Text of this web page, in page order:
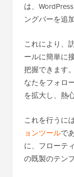
は、
ングバーを追
これにより、
ールに簡単に
把握できます
なたをフォロ
を拡大し、熱
これを行うに
ョンツールで
に、フローテ
の既製のテン